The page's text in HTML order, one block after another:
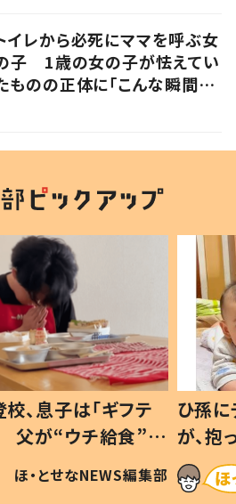
イレから必死にママを呼ぶ女
子 1歳の女の子が怯えてい
ものの正体に「こんな瞬間
、息子は「ギフテ
父が“ウチ給食”を
由とは #令和の親
ほ・とせなNEWS編集部
ひ孫
が、
「涙が
い」